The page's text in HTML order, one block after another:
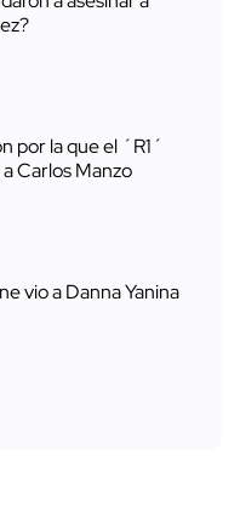
por la que el ´R1´
Carlos Manzo
vio a Danna Yanina